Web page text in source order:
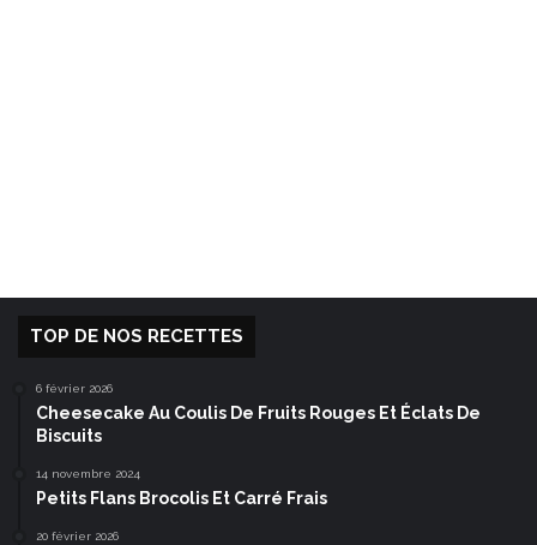
TOP DE NOS RECETTES
6 février 2026
Cheesecake Au Coulis De Fruits Rouges Et Éclats De
Biscuits
14 novembre 2024
Petits Flans Brocolis Et Carré Frais
20 février 2026